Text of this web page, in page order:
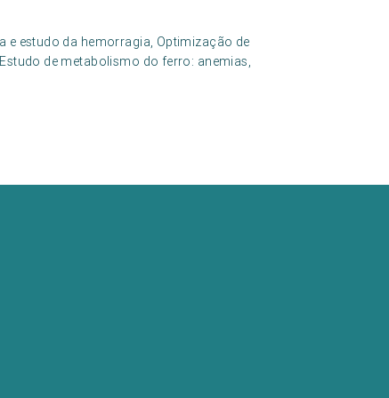
estudo da hemorragia, Optimização de
de metabolismo do ferro: anemias,